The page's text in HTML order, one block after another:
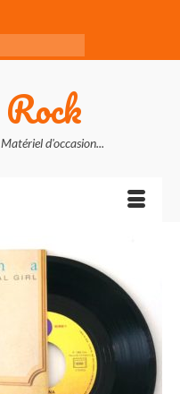
d'occasion...